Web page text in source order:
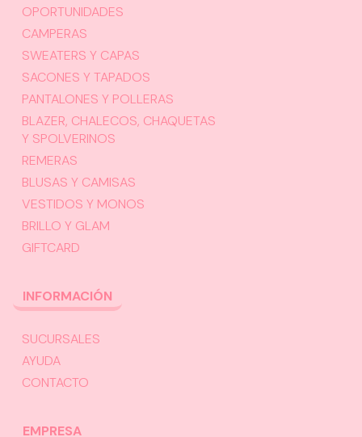
OPORTUNIDADES
CAMPERAS
SWEATERS Y CAPAS
SACONES Y TAPADOS
PANTALONES Y POLLERAS
BLAZER, CHALECOS, CHAQUETAS
Y SPOLVERINOS
REMERAS
BLUSAS Y CAMISAS
VESTIDOS Y MONOS
BRILLO Y GLAM
GIFTCARD
INFORMACIÓN
SUCURSALES
AYUDA
CONTACTO
EMPRESA